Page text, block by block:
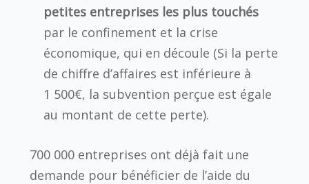
petites entreprises les plus touchés
par le confinement et la crise
économique, qui en découle (Si la perte
de chiffre d’affaires est inférieure à
1 500€, la subvention perçue est égale
au montant de cette perte).
700 000 entreprises ont déjà fait une
demande pour bénéficier de l’aide du